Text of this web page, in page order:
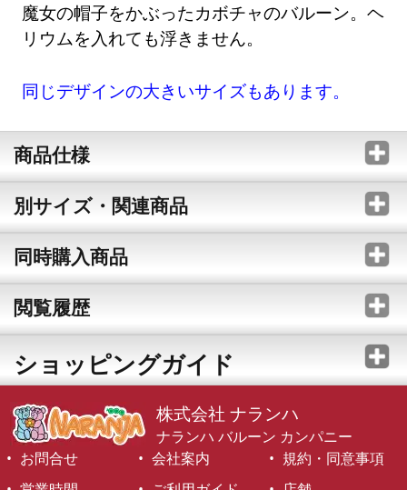
魔女の帽子をかぶったカボチャのバルーン。ヘ
リウムを入れても浮きません。
同じデザインの大きいサイズもあります。
商品仕様
別サイズ・関連商品
同時購入商品
閲覧履歴
ショッピングガイド
株式会社 ナランハ
ナランハ バルーン カンパニー
お問合せ
会社案内
規約・同意事項